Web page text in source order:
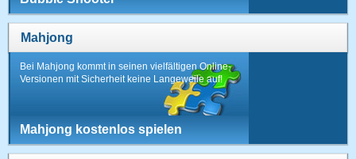
Mahjong
Bei Mahjong kommt in seinen vielfältigen Online-
Versionen mit Sicherheit keine Langeweile auf!
Mahjong kostenlos spielen